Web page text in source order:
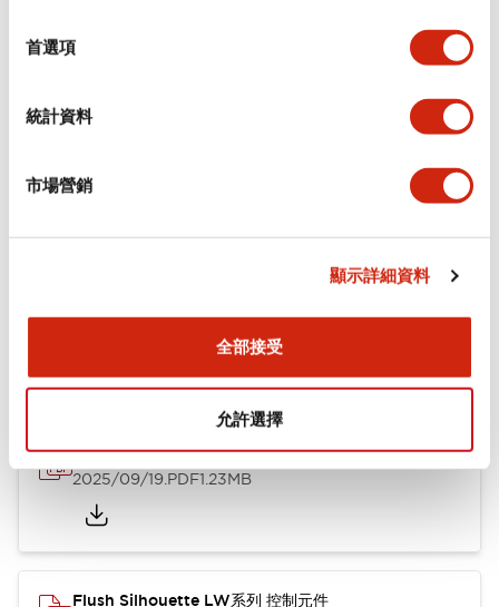
首選項
統計資料
市場營銷
顯示詳細資料
全部接受
允許選擇
功能規格
Flush Silhouette LW系列 控制元件 (英文版)
2025/09/19.PDF1.23MB
Flush Silhouette LW系列 控制元件